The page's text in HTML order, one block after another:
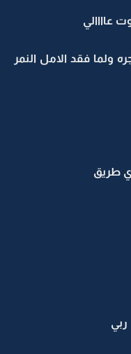
عاااالي
فقد الامل النمر
طريق